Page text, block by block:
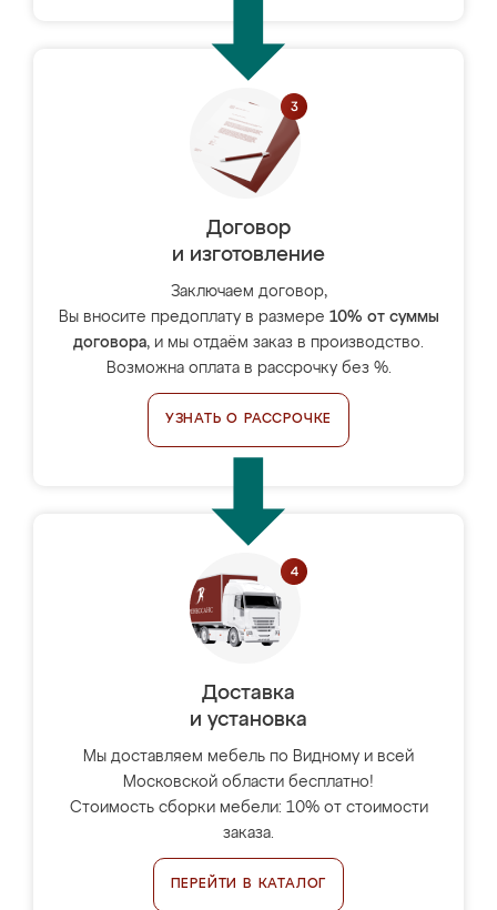
Договор
и изготовление
Заключаем договор,
Вы вносите предоплату в размере 10% от суммы
договора, и мы отдаём заказ в производство.
Возможна оплата в рассрочку без %.
УЗНАТЬ О РАССРОЧКЕ
Доставка
и установка
Мы доставляем мебель по Видному и всей
Московской области бесплатно!
Стоимость сборки мебели: 10% от стоимости
заказа.
ПЕРЕЙТИ В КАТАЛОГ